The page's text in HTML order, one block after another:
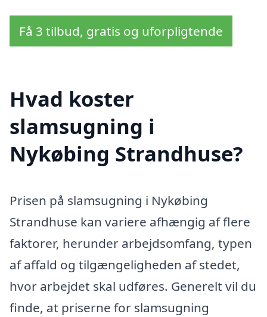
Få 3 tilbud, gratis og uforpligtende
Hvad koster
slamsugning i
Nykøbing Strandhuse?
Prisen på slamsugning i Nykøbing
Strandhuse kan variere afhængig af flere
faktorer, herunder arbejdsomfang, typen
af affald og tilgængeligheden af stedet,
hvor arbejdet skal udføres. Generelt vil du
finde, at priserne for slamsugning